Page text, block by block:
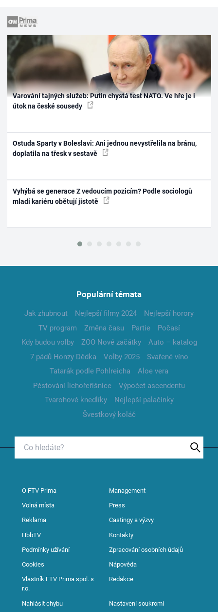
Varování tajných služeb: Putin chystá test NATO. Ve hře je i
útok na české sousedy
Ostuda Sparty v Boleslavi: Ani jednou nevystřelila na bránu,
doplatila na třesk v sestavě
Vyhýbá se generace Z vedoucím pozicím? Podle sociologů
mladí kariéru obětují jistotě
Populární témata
Jak zhubnout Nejlepší filmy 2024
Nejlepší horory
TV program
Změna času Partie
Počasí
Kdy budou volby
ZOO Nové začátky
Auto – katalog
7 pádů Honzy Dědka
Volby 2025
Svařené víno
Tatarák podle Pohlreicha
Aloe vera
Pěstování lichořeřišnice
Výpočet ascendentu
Tvarohové knedlíky
Nejlepší palačinky
Švestkový koláč
O FTV Prima Management
Volná místa Press
Reklama Castingy a výzvy
HbbTV Kontakty
Podmínky užívání Zpracování osobních údajů
Cookies Nápověda
Vlastník FTV Prima spol. s
r.o.
Redakce
Nahlásit chybu Nastavení soukromí